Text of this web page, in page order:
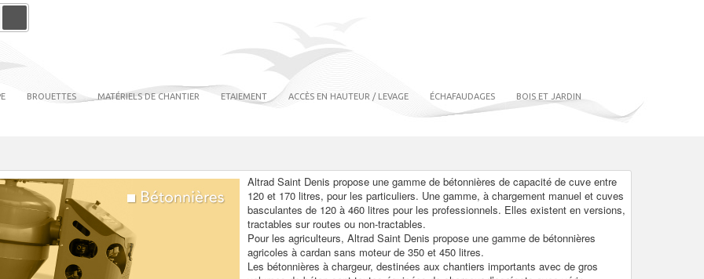
BROUETTES MATÉRIELS DE CHANTIER ETAIEMENT ACCÈS EN HAUTEUR / LEVAGE ÉCHAFAUDAGES BOIS ET JARDIN
Altrad Saint Denis propose une gamme de bétonnières de capacité de cuve entre
120 et 170 litres, pour les particuliers. Une gamme, à chargement manuel et cuves
basculantes de 120 à 460 litres pour les professionnels. Elles existent en versions,
tractables sur routes ou non-tractables.
Pour les agriculteurs, Altrad Saint Denis propose une gamme de bétonnières
agricoles à cardan sans moteur de 350 et 450 litres.
Les bétonnières à chargeur, destinées aux chantiers importants avec de gros